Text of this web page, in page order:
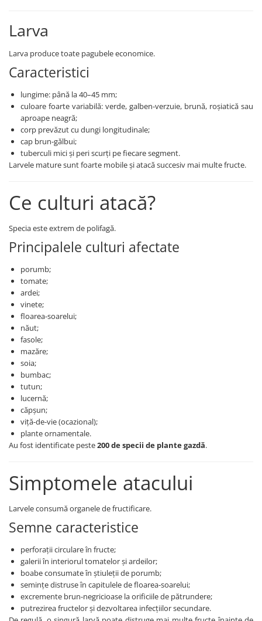
Insecticide
Biostimulatori
Fertilizanți foliari
Erbicide
CASTRAVEȚI
Fungicide
Insecticide
Acaricide
Dezinfectant sol
CEAPĂ
Erbicide
Fungicide
Insecticide
Fertilizanți foliari
CEREALE
Tratament semințe
Erbicide
Fungicide
Biostimulatori
Fertilizanți foliari
Adjuvanți
CEREALE DE PRIMĂVARĂ
Erbicide
Insecticide
Fertilizanți foliari
Erbicide
Insecticide
Fertilizanți foliari
CEREALE PĂIOASE
Tratament semințe
Insecticide
Biostimulatori
Fertilizanți foliari
CHIMEN
Fertilizanți foliari
CONOPIDĂ
Insecticide
Fungicide
DOVLEAC
Insecticide
DOVLECEI
Insecticide
FASOLE BOABE
Insecticide
FASOLE PĂSTĂI
Insecticide
FLOAREA SOARELUI
Tratament semințe
Semințe
Fungicide
Insecticide
Biostimulatori
Fertilizanți foliari
Dezinfectant sol
FLORI
Fungicide
SÂMBUROASE
Fungicide
Insecticide
Acaricide
Fertilizanți foliari
Adjuvanți
SEMINȚOASE
Insecticide
Larva
Larva produce toate pagubele economice.
Caracteristici
lungime: până la 40–45 mm;
culoare foarte variabilă: verde, galben-verzuie, brună, roșiatică sau
aproape neagră;
corp prevăzut cu dungi longitudinale;
cap brun-gălbui;
tuberculi mici și peri scurți pe fiecare segment.
Larvele mature sunt foarte mobile și atacă succesiv mai multe fructe.
Ce culturi atacă?
Specia este extrem de polifagă.
Principalele culturi afectate
porumb;
tomate;
ardei;
vinete;
floarea-soarelui;
năut;
fasole;
mazăre;
soia;
bumbac;
tutun;
lucernă;
căpșun;
viță-de-vie (ocazional);
plante ornamentale.
Au fost identificate peste200 de specii de plante gazdă.
Simptomele atacului
Larvele consumă organele de fructificare.
Semne caracteristice
perforații circulare în fructe;
galerii în interiorul tomatelor și ardeilor;
boabe consumate în știuleții de porumb;
semințe distruse în capitulele de floarea-soarelui;
excremente brun-negricioase la orificiile de pătrundere;
putrezirea fructelor și dezvoltarea infecțiilor secundare.